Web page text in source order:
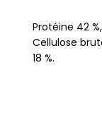
Protéine 42
Cellulose
18 %.